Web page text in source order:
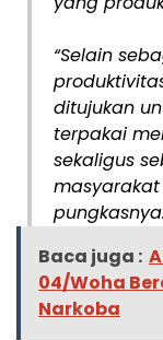
“Selain
ditujukan
terpakai
sekaligus
pungkasnya.
Baca juga :
04/Woha
Narkoba